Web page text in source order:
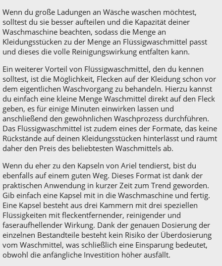
Wenn du große Ladungen an Wäsche waschen möchtest,
solltest du sie besser aufteilen und die Kapazität deiner
Waschmaschine beachten, sodass die Menge an
Kleidungsstücken zu der Menge an Flüssigwaschmittel passt
und dieses die volle Reinigungswirkung entfalten kann.
Ein weiterer Vorteil von Flüssigwaschmittel, den du kennen
solltest, ist die Möglichkeit, Flecken auf der Kleidung schon vor
dem eigentlichen Waschvorgang zu behandeln. Hierzu kannst
du einfach eine kleine Menge Waschmittel direkt auf den Fleck
geben, es für einige Minuten einwirken lassen und
anschließend den gewöhnlichen Waschprozess durchführen.
Das Flüssigwaschmittel ist zudem eines der Formate, das keine
Rückstände auf deinen Kleidungsstücken hinterlässt und räumt
daher den Preis des beliebtesten Waschmittels ab.
Wenn du eher zu den Kapseln von Ariel tendierst, bist du
ebenfalls auf einem guten Weg. Dieses Format ist dank der
praktischen Anwendung in kurzer Zeit zum Trend geworden.
Gib einfach eine Kapsel mit in die Waschmaschine und fertig.
Eine Kapsel besteht aus drei Kammern mit drei speziellen
Flüssigkeiten mit fleckentfernender, reinigender und
faseraufhellender Wirkung. Dank der genauen Dosierung der
einzelnen Bestandteile besteht kein Risiko der Überdosierung
vom Waschmittel, was schließlich eine Einsparung bedeutet,
obwohl die anfängliche Investition höher ausfällt.